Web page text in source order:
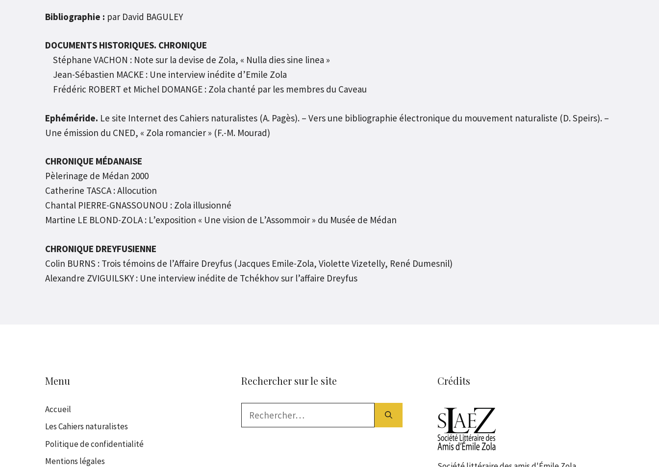
Bibliographie : par David BAGULEY
DOCUMENTS HISTORIQUES. CHRONIQUE
Stéphane VACHON : Note sur la devise de Zola, « Nulla dies sine linea »
Jean-Sébastien MACKE : Une interview inédite d’Emile Zola
Frédéric ROBERT et Michel DOMANGE : Zola chanté par les membres du Caveau
Ephéméride. Le site Internet des Cahiers naturalistes (A. Pagès). – Vers une bibliographie électronique du mouvement naturaliste (D. Speirs). –
Une émission du CNED, « Zola romancier » (F.-M. Mourad)
CHRONIQUE MÉDANAISE
Pèlerinage de Médan 2000
Catherine TASCA : Allocution
Chantal PIERRE-GNASSOUNOU : Zola illusionné
Martine LE BLOND-ZOLA : L’exposition « Une vision de L’Assommoir » du Musée de Médan
CHRONIQUE DREYFUSIENNE
Colin BURNS : Trois témoins de l’Affaire Dreyfus (Jacques Emile-Zola, Violette Vizetelly, René Dumesnil)
Alexandre ZVIGUILSKY : Une interview inédite de Tchékhov sur l’affaire Dreyfus
Menu
Accueil
Les Cahiers naturalistes
Politique de confidentialité
Mentions légales
Rechercher sur le site Crédits